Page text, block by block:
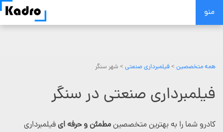
Skip
منو
همه متخصصین >فیلمبرداری صنعتی > شهر سنگر
فیلمبرداری صنعتی در سنگر
کادرو شما را به بهترین متخصصینمطمئن و حرفه ایفیلمبرداری